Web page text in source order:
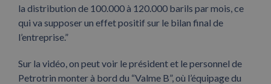
la distribution de 100.000 à 120.000 barils par mois, ce
qui va supposer un effet positif sur le bilan final de
l’entreprise.”
Sur la vidéo, on peut voir le président et le personnel de
Petrotrin monter à bord du “Valme B”, où l’équipage du